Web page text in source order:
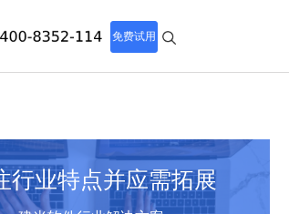
免费试用
理要点
行业特点并应需拓展